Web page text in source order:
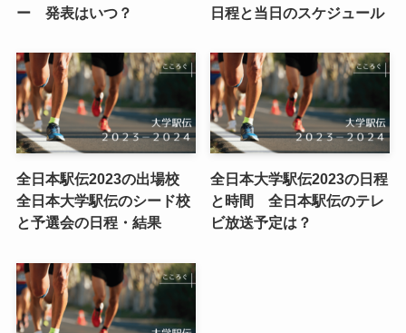
ー 発表はいつ？
日程と当日のスケジュール
全日本駅伝2023の出場校
全日本大学駅伝のシード校
と予選会の日程・結果
全日本大学駅伝2023の日程
と時間 全日本駅伝のテレ
ビ放送予定は？